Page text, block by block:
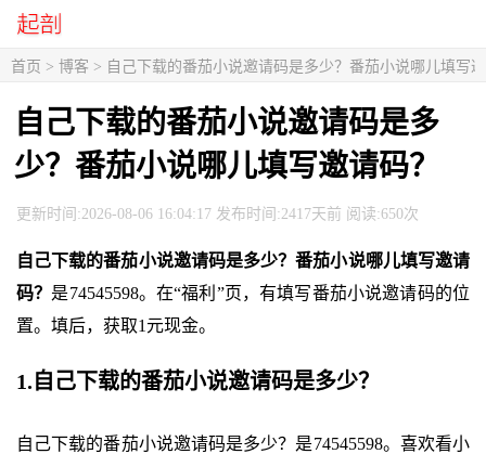
首页 > 博客 > 自己下载的番茄小说邀请码是多少？番茄小说哪儿填写
自己下载的番茄小说邀请码是多
少？番茄小说哪儿填写邀请码？
更新时间:2026-08-06 16:04:17 发布时间:2417天前 阅读:650次
自己下载的番茄小说邀请码是多少？番茄小说哪儿填写邀请
码？ 是74545598。在“福利”页，有填写番茄小说邀请码的位
置。填后，获取1元现金。
1.自己下载的番茄小说邀请码是多少？
自己下载的番茄小说邀请码是多少？是74545598。喜欢看小